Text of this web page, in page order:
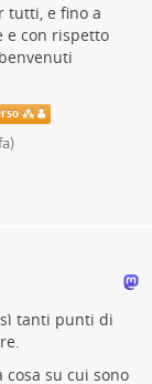
tutti, e fino a
e con rispetto
⁂
)
tanti punti di
su cui sono